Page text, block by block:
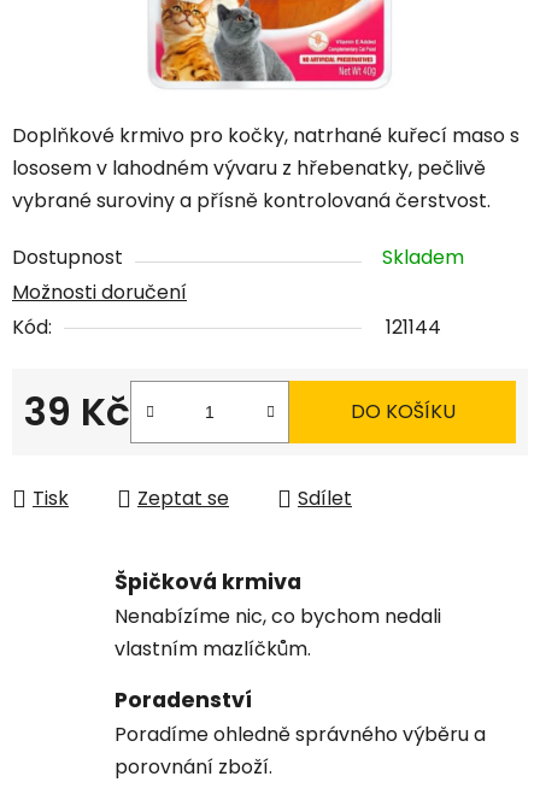
Doplňkové krmivo pro kočky, natrhané kuřecí maso s
lososem v lahodném vývaru z hřebenatky, pečlivě
vybrané suroviny a přísně kontrolovaná čerstvost.
Dostupnost
Skladem
Možnosti doručení
Kód:
121144
39 Kč
Měrná cena:
DO KOŠÍKU
Tisk Zeptat se Sdílet
Špičková krmiva
Nenabízíme nic, co bychom nedali
vlastním mazlíčkům.
Poradenství
Poradíme ohledně správného výběru a
porovnání zboží.